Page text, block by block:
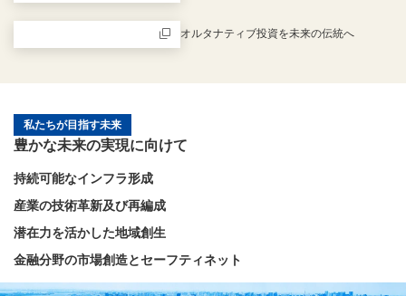
オルタナティブ投資を未来の伝統へ
私たちが目指す未来
豊かな未来の実現に向けて
持続可能なインフラ形成
産業の技術革新及び再編成
潜在力を活かした地域創生
金融分野の市場創造とセーフティネット